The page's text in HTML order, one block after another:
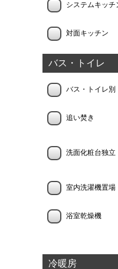
システムキッチ
対面キッチン
バス・トイレ
バス・トイレ別
追い焚き
洗面化粧台独立
室内洗濯機置場
浴室乾燥機
冷暖房